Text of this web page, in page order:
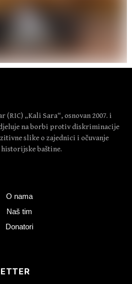
„Kali Sara“, osnovan 2007. i
na borbi protiv diskriminacije
slike o zajednici i očuvanje
baštine.
O nama
Naš tim
Donatori